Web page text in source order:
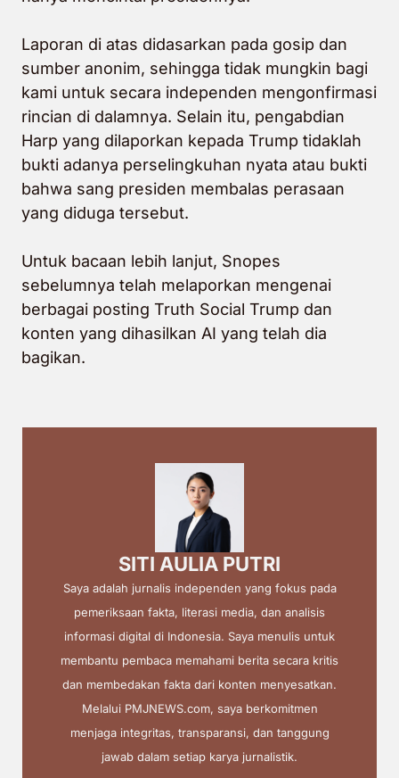
Laporan di atas didasarkan pada gosip dan
sumber anonim, sehingga tidak mungkin bagi
kami untuk secara independen mengonfirmasi
rincian di dalamnya. Selain itu, pengabdian
Harp yang dilaporkan kepada Trump tidaklah
bukti adanya perselingkuhan nyata atau bukti
bahwa sang presiden membalas perasaan
yang diduga tersebut.
Untuk bacaan lebih lanjut, Snopes
sebelumnya telah melaporkan mengenai
berbagai posting Truth Social Trump dan
konten yang dihasilkan AI yang telah dia
bagikan.
SITI AULIA PUTRI
Saya adalah jurnalis independen yang fokus pada
pemeriksaan fakta, literasi media, dan analisis
informasi digital di Indonesia. Saya menulis untuk
membantu pembaca memahami berita secara kritis
dan membedakan fakta dari konten menyesatkan.
Melalui PMJNEWS.com, saya berkomitmen
menjaga integritas, transparansi, dan tanggung
jawab dalam setiap karya jurnalistik.